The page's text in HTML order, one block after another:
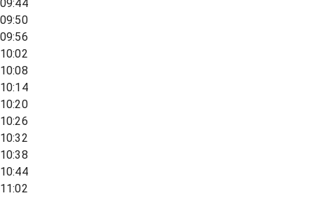
09:44
09:50
09:56
10:02
10:08
10:14
10:20
10:26
10:32
10:38
10:44
11:02